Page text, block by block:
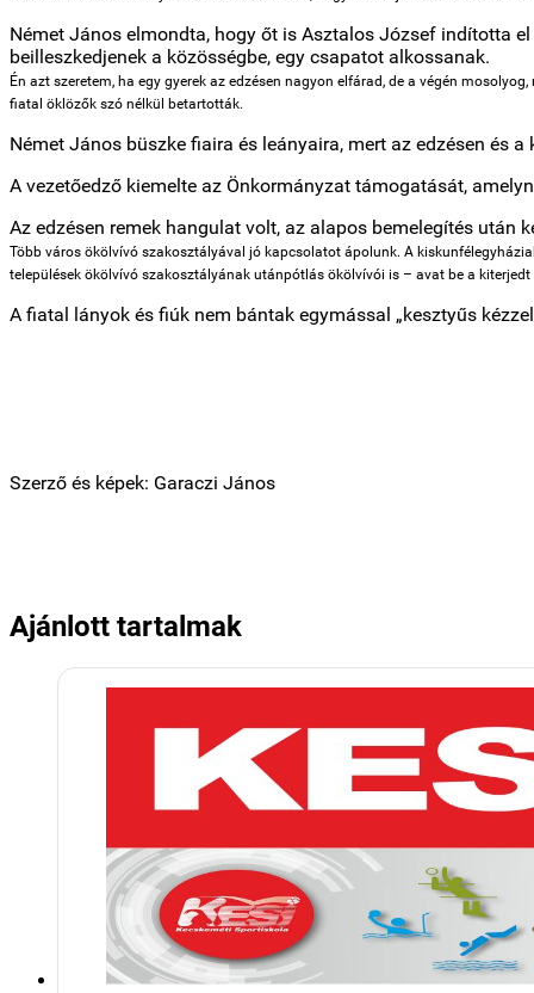
Német János elmondta, hogy őt is Asztalos József indította
beilleszkedjenek a közösségbe, egy csapatot alkossanak.
Én azt szeretem, ha egy gyerek az edzésen nagyon elfárad, de a végén
fiatal öklözők szó nélkül betartották.
Német János büszke fiaira és leányaira, mert az edzésen és
A vezetőedző kiemelte az Önkormányzat támogatását,
Az edzésen remek hangulat volt, az alapos bemelegítés után
Több város ökölvívó szakosztályával jó kapcsolatot ápolunk. A
települések ökölvívó szakosztályának utánpótlás ökölvívói is – avat be a
A fiatal lányok és fiúk nem bántak egymással „kesztyűs
Szerző és képek: Garaczi János
Ajánlott tartalmak